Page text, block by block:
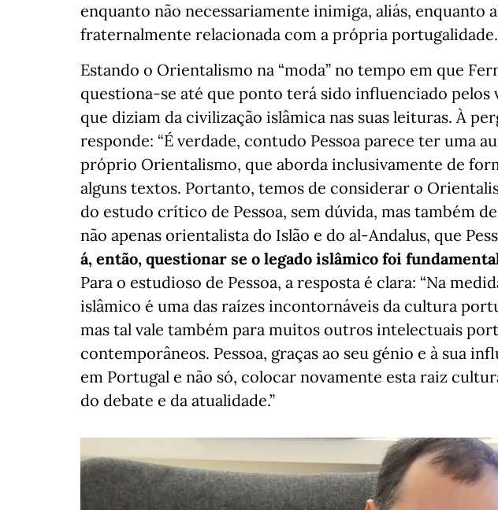
enquanto não necessariamente inimiga, aliás, enquanto
fraternalmente relacionada com a própria
Estando o Orientalismo na “moda” no tempo em que
questiona-se até que ponto terá sido influenciado pelos
que diziam da civilização islâmica nas suas leituras. À
responde: “É verdade, contudo Pessoa parece ter uma
próprio Orientalismo, que aborda inclusivamente de
alguns textos. Portanto, temos de considerar o
do estudo crítico de Pessoa, sem dúvida, mas também
não apenas orientalista do Islão e do al-Andalus, que
á, então, questionar se o legado islâmico foi
Para o estudioso de Pessoa, a resposta é clara: “Na
islâmico é uma das raízes incontornáveis da cultura
mas tal vale também para muitos outros intelectuais
contemporâneos. Pessoa, graças ao seu génio e à sua
em Portugal e não só, colocar novamente esta raiz
do debate e da atualidade.”